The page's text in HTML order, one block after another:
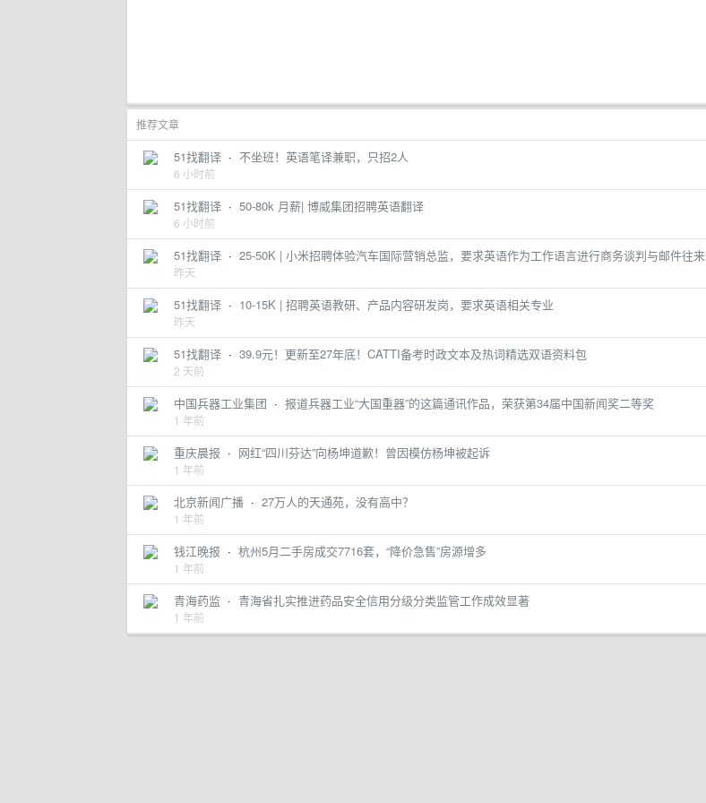
推荐文章
51找翻译 · 不坐班！英语笔译兼职，只招2人
6 小时前
51找翻译 · 50-80k 月薪| 博威集团招聘英语翻译
6 小时前
51找翻译 · 25-50K | 小米招聘体验汽车国际营销总监，要求英语作为工作语言进行商务谈判与邮件往来
昨天
51找翻译 · 10-15K | 招聘英语教研、产品内容研发岗，要求英语相关专业
昨天
51找翻译 · 39.9元！更新至27年底！CATTI备考时政文本及热词精选双语资料包
2 天前
中国兵器工业集团 · 报道兵器工业“大国重器”的这篇通讯作品，荣获第34届中国新闻奖二等奖
1 年前
重庆晨报 · 网红“四川芬达”向杨坤道歉！曾因模仿杨坤被起诉
1 年前
北京新闻广播 · 27万人的天通苑，没有高中？
1 年前
钱江晚报 · 杭州5月二手房成交7716套，“降价急售”房源增多
1 年前
青海药监 · 青海省扎实推进药品安全信用分级分类监管工作成效显著
1 年前